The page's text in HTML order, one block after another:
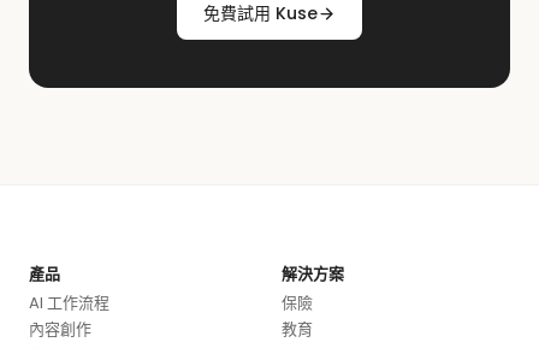
免費試用 Kuse
產品
AI 工作流程
內容創作
解決方案
保險
教育